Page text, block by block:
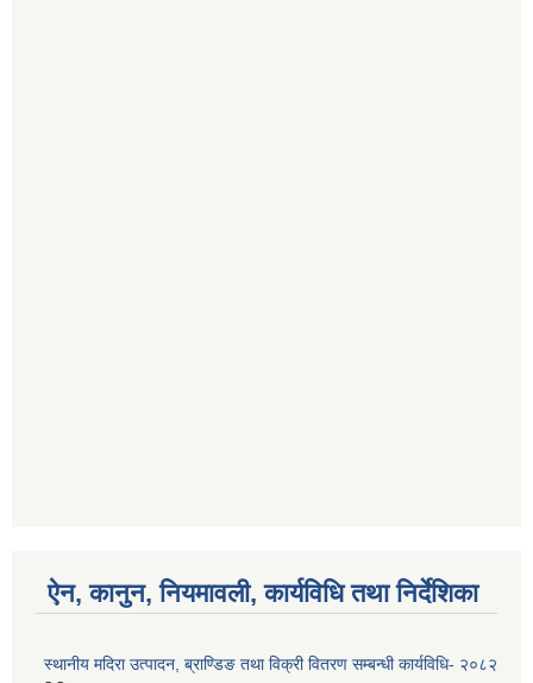
ऐन, कानुन, नियमावली, कार्यविधि तथा निर्देशिका
स्थानीय मदिरा उत्पादन, ब्राण्डिङ तथा विक्री वितरण सम्बन्धी कार्यविधि- २०८२